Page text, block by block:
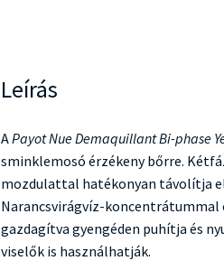
Leírás
APayot Nue Demaquillant Bi-phase
sminklemosó érzékeny bőrre.
mozdulattal hatékonyan távolítja
Narancsvirágvíz-
gazdagítva gyengéden puhítja és
viselők is használhatják.